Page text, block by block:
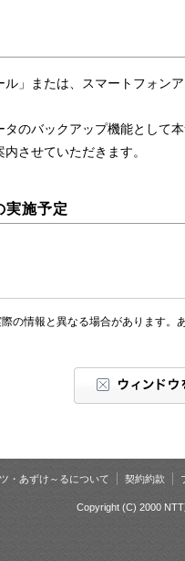
」または、スマートフォン
のバックアップ機能として
させていただきます。
施予定
情報と異なる場合があります。
・あずけ～るについて 契約約款
Copyright (C) 2000